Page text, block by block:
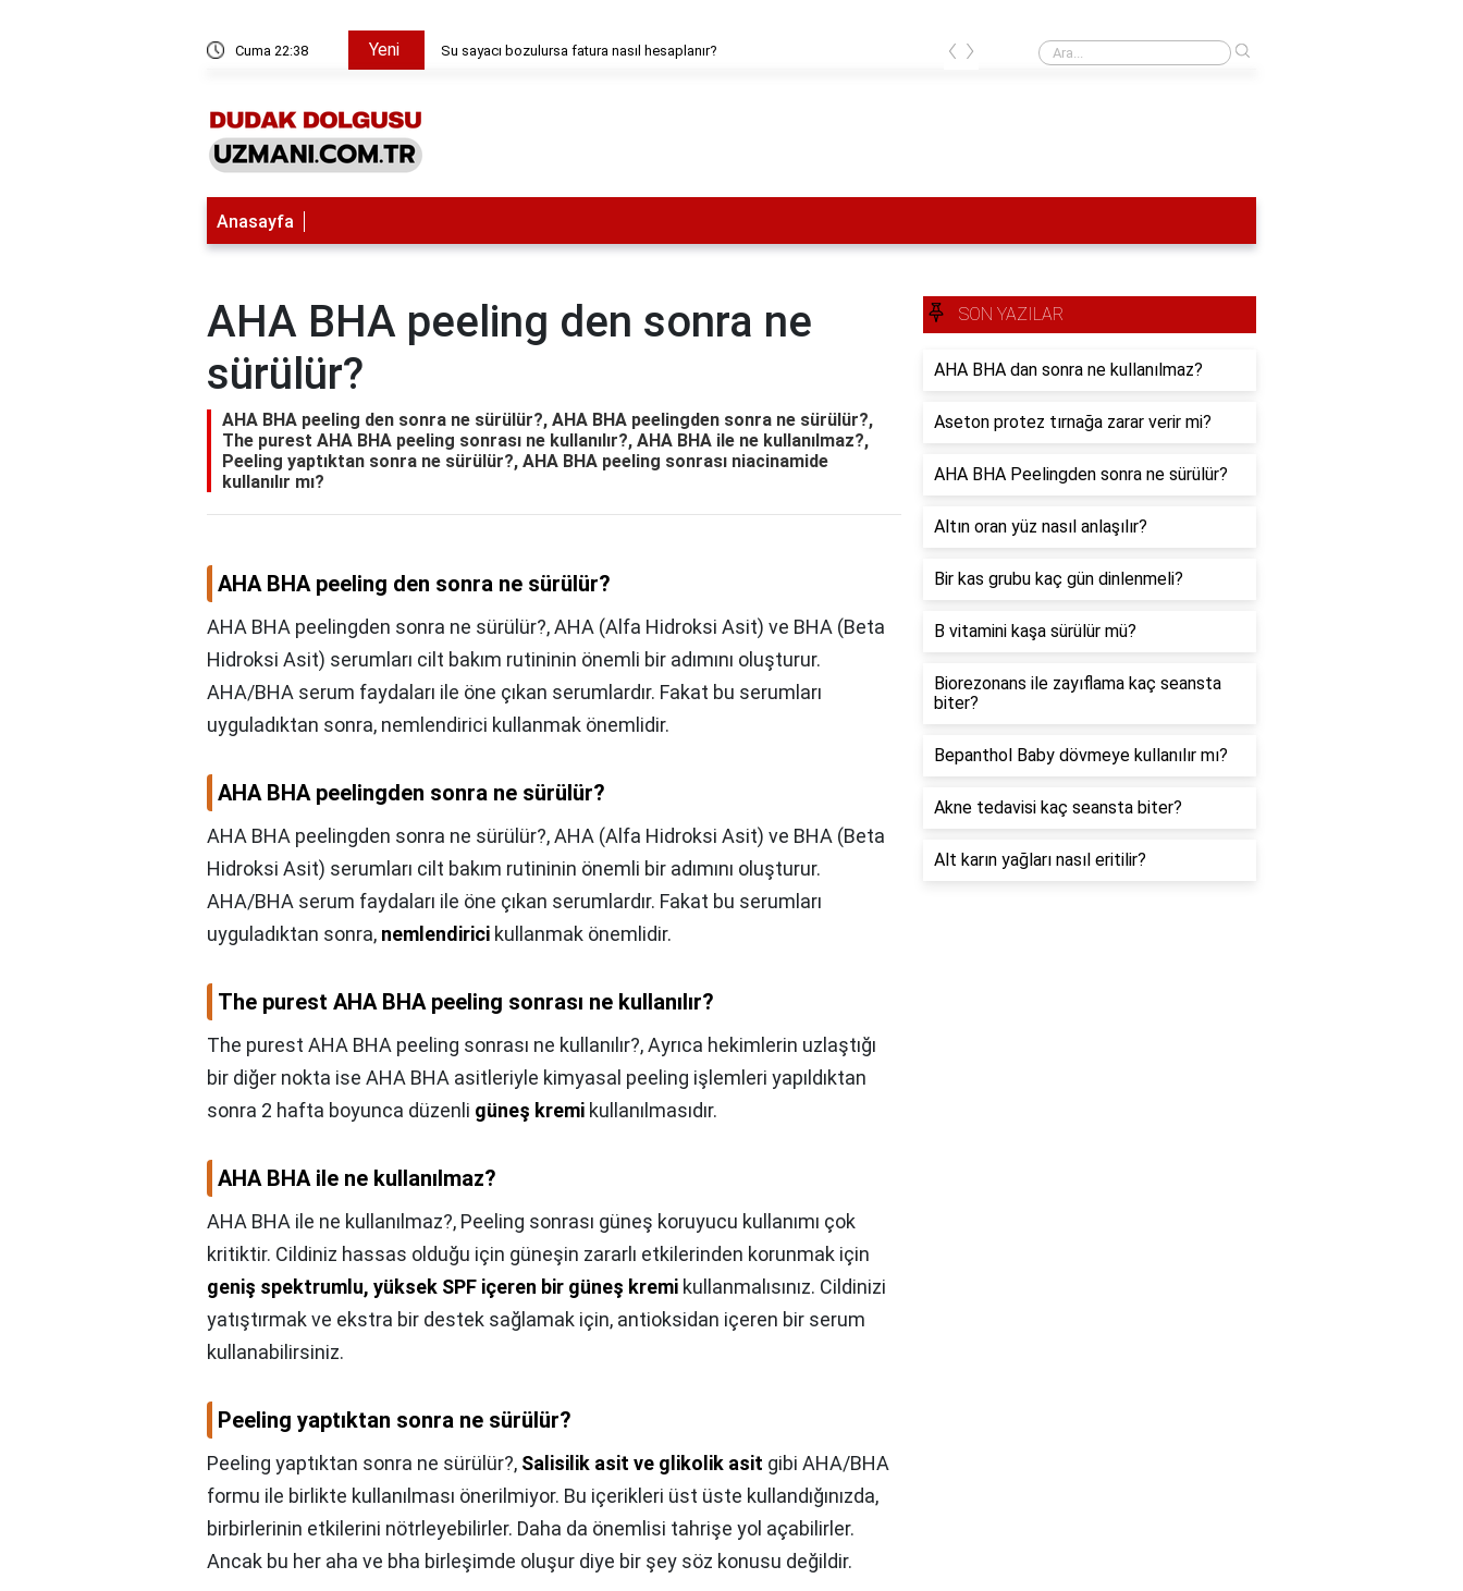
Cuma 22:38 Yeni Su sayacı bozulursa fatura nasıl hesaplanır? Özge Özpirinçci'nin ilk filmi hangisi?
‹ ›
Anasayfa
AHA BHA peeling den sonra ne
sürülür?
AHA BHA peeling den sonra ne sürülür?, AHA BHA peelingden sonra ne sürülür?,
The purest AHA BHA peeling sonrası ne kullanılır?, AHA BHA ile ne kullanılmaz?,
Peeling yaptıktan sonra ne sürülür?, AHA BHA peeling sonrası niacinamide
kullanılır mı?
AHA BHA peeling den sonra ne sürülür?
AHA BHA peelingden sonra ne sürülür?, AHA (Alfa Hidroksi Asit) ve BHA (Beta
Hidroksi Asit) serumları cilt bakım rutininin önemli bir adımını oluşturur.
AHA/BHA serum faydaları ile öne çıkan serumlardır. Fakat bu serumları
uyguladıktan sonra, nemlendirici kullanmak önemlidir.
AHA BHA peelingden sonra ne sürülür?
AHA BHA peelingden sonra ne sürülür?,AHA (Alfa Hidroksi Asit) ve BHA (Beta
Hidroksi Asit) serumları cilt bakım rutininin önemli bir adımını oluşturur.
AHA/BHA serum faydaları ile öne çıkan serumlardır. Fakat bu serumları
uyguladıktan sonra, nemlendirici kullanmak önemlidir.
The purest AHA BHA peeling sonrası ne kullanılır?
The purest AHA BHA peeling sonrası ne kullanılır?,Ayrıca hekimlerin uzlaştığı
bir diğer nokta ise AHA BHA asitleriyle kimyasal peeling işlemleri yapıldıktan
sonra 2 hafta boyunca düzenli güneş kremi kullanılmasıdır.
AHA BHA ile ne kullanılmaz?
AHA BHA ile ne kullanılmaz?, Peeling sonrası güneş koruyucu kullanımı çok
kritiktir. Cildiniz hassas olduğu için güneşin zararlı etkilerinden korunmak için
geniş spektrumlu, yüksek SPF içeren bir güneş kremi kullanmalısınız. Cildinizi
yatıştırmak ve ekstra bir destek sağlamak için, antioksidan içeren bir serum
kullanabilirsiniz.
Peeling yaptıktan sonra ne sürülür?
Peeling yaptıktan sonra ne sürülür?, Salisilik asit ve glikolik asit gibi AHA/BHA
formu ile birlikte kullanılması önerilmiyor. Bu içerikleri üst üste kullandığınızda,
birbirlerinin etkilerini nötrleyebilirler. Daha da önemlisi tahrişe yol açabilirler.
Ancak bu her aha ve bha birleşimde oluşur diye bir şey söz konusu değildir.
SON YAZILAR
AHA BHA dan sonra ne kullanılmaz?
Aseton protez tırnağa zarar verir mi?
AHA BHA Peelingden sonra ne sürülür?
Altın oran yüz nasıl anlaşılır?
Bir kas grubu kaç gün dinlenmeli?
B vitamini kaşa sürülür mü?
Biorezonans ile zayıflama kaç seansta
biter?
Bepanthol Baby dövmeye kullanılır mı?
Akne tedavisi kaç seansta biter?
Alt karın yağları nasıl eritilir?